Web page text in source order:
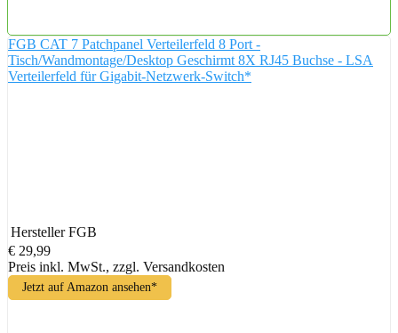
FGB CAT 7 Patchpanel Verteilerfeld 8 Port -
Tisch/Wandmontage/Desktop Geschirmt 8X RJ45 Buchse - LSA
Verteilerfeld für Gigabit-Netzwerk-Switch*
Hersteller FGB
€ 29,99
Preis inkl. MwSt., zzgl. Versandkosten
Jetzt auf Amazon ansehen*